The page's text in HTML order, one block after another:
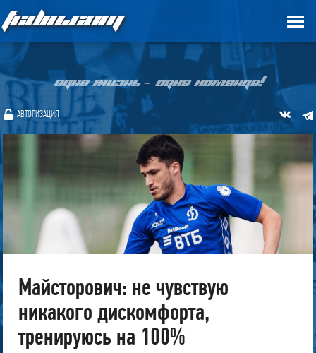
FCDIN.COM
ОДНА ЖИЗНЬ – ОДНА КОМАНДА!
АВТОРИЗАЦИЯ
Майсторович: не чувствую
никакого дискомфорта,
тренируюсь на 100%